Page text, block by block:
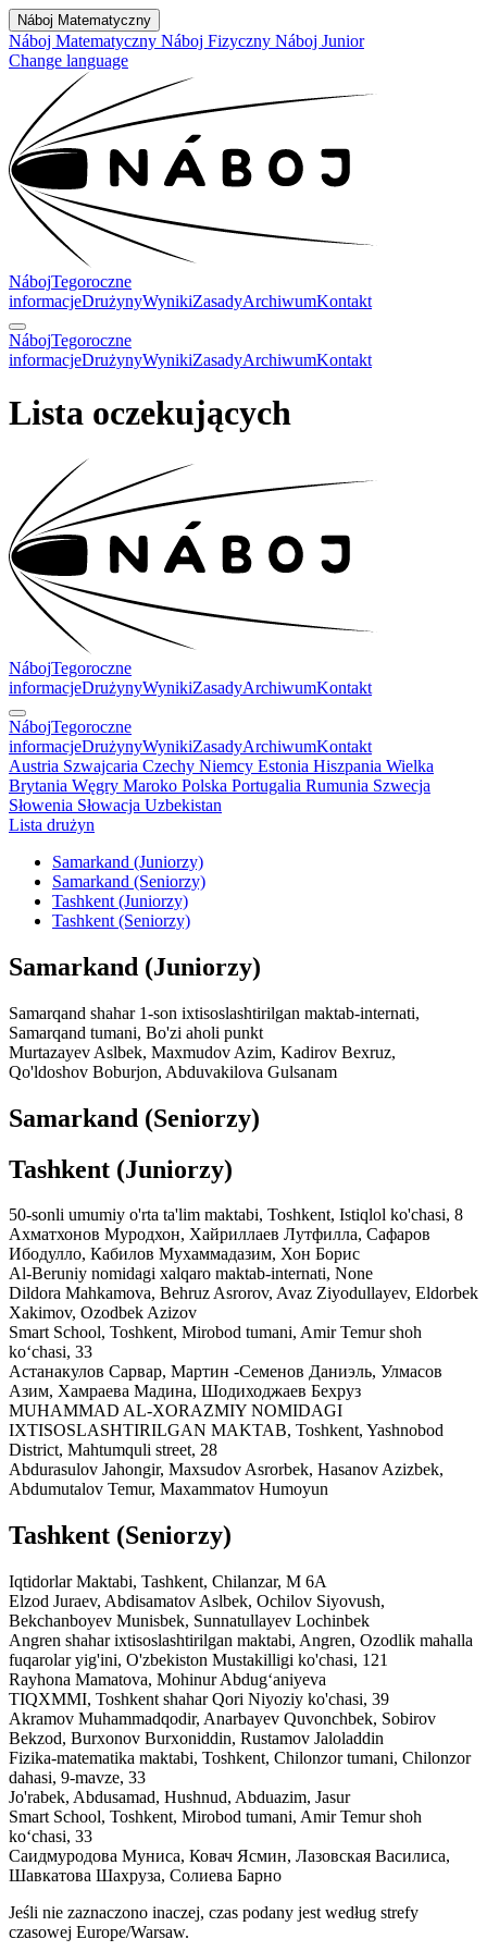
Náboj Matematyczny
Náboj Matematyczny Náboj Fizyczny Náboj Junior
Change language
NábojTegoroczne
informacjeDrużynyWynikiZasadyArchiwumKontakt
NábojTegoroczne
informacjeDrużynyWynikiZasadyArchiwumKontakt
Lista oczekujących
NábojTegoroczne
informacjeDrużynyWynikiZasadyArchiwumKontakt
NábojTegoroczne
informacjeDrużynyWynikiZasadyArchiwumKontakt
Austria Szwajcaria Czechy Niemcy Estonia Hiszpania Wielka
Brytania Węgry Maroko Polska Portugalia Rumunia Szwecja
Słowenia Słowacja Uzbekistan
Lista drużyn
Samarkand (Juniorzy)
Samarkand (Seniorzy)
Tashkent (Juniorzy)
Tashkent (Seniorzy)
Samarkand (Juniorzy)
Samarqand shahar 1-son ixtisoslashtirilgan maktab-internati,
Samarqand tumani, Bo'zi aholi punkt
Murtazayev Aslbek, Maxmudov Azim, Kadirov Bexruz,
Qo'ldoshov Boburjon, Abduvakilova Gulsanam
Samarkand (Seniorzy)
Tashkent (Juniorzy)
50-sonli umumiy o'rta ta'lim maktabi, Toshkent, Istiqlol ko'chasi, 8
Ахматхонов Муродхон, Хайриллаев Лутфилла, Сафаров
Ибодулло, Кабилов Мухаммадазим, Хон Борис
Al-Beruniy nomidagi xalqaro maktab-internati, None
Dildora Mahkamova, Behruz Asrorov, Avaz Ziyodullayev, Eldorbek
Xakimov, Ozodbek Azizov
Smart School, Toshkent, Mirobod tumani, Amir Temur shoh
koʻchasi, 33
Астанакулов Сарвар, Мартин -Семенов Даниэль, Улмасов
Азим, Хамраева Мадина, Шодиходжаев Бехруз
MUHAMMAD AL-XORAZMIY NOMIDAGI
IXTISOSLASHTIRILGAN MAKTAB, Toshkent, Yashnobod
District, Mahtumquli street, 28
Abdurasulov Jahongir, Maxsudov Asrorbek, Hasanov Azizbek,
Abdumutalov Temur, Maxammatov Humoyun
Tashkent (Seniorzy)
Iqtidorlar Maktabi, Tashkent, Chilanzar, M 6A
Elzod Juraev, Abdisamatov Aslbek, Ochilov Siyovush,
Bekchanboyev Munisbek, Sunnatullayev Lochinbek
Angren shahar ixtisoslashtirilgan maktabi, Angren, Ozodlik mahalla
fuqarolar yig'ini, O'zbekiston Mustakilligi ko'chasi, 121
Rayhona Mamatova, Mohinur Abdugʻaniyeva
TIQXMMI, Toshkent shahar Qori Niyoziy ko'chasi, 39
Akramov Muhammadqodir, Anarbayev Quvonchbek, Sobirov
Bekzod, Burxonov Burxoniddin, Rustamov Jaloladdin
Fizika-matematika maktabi, Toshkent, Chilonzor tumani, Chilonzor
dahasi, 9-mavze, 33
Jo'rabek, Abdusamad, Hushnud, Abduazim, Jasur
Smart School, Toshkent, Mirobod tumani, Amir Temur shoh
koʻchasi, 33
Саидмуродова Муниса, Ковач Ясмин, Лазовская Василиса,
Шавкатова Шахруза, Солиева Барно
Jeśli nie zaznaczono inaczej, czas podany jest według strefy
czasowej Europe/Warsaw.